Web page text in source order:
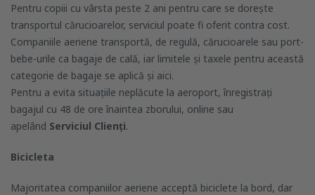
Pentru copiii cu vârsta peste 2 ani pentru care se dorește
transportul cărucioarelor, serviciul poate fi oferit contra cost.
Companiile aeriene transportă, de regulă, cărucioarele sau port-
bebe-urile ca bagaje de cală, iar limitele și taxele pentru această
categorie de bagaje se aplică și aici.
Pentru a evita situațiile neplăcute la aeroport, înregistrați
bagajul cu 48 de ore înaintea zborului, online sau
apelând Serviciul Clienți.
Bicicleta
Majoritatea companiilor aeriene acceptă biciclete la bord, dar